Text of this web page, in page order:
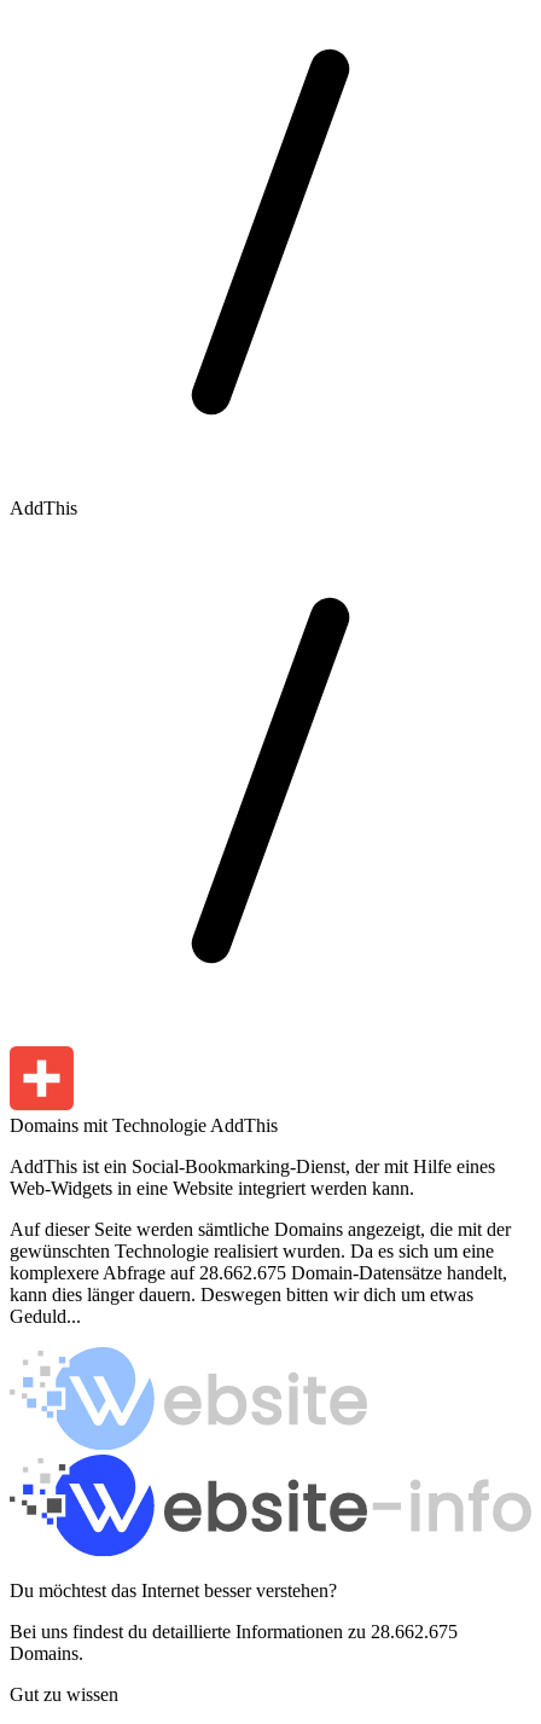
AddThis
Domains mit Technologie AddThis
AddThis ist ein Social-Bookmarking-Dienst, der mit Hilfe eines
Web-Widgets in eine Website integriert werden kann.
Auf dieser Seite werden sämtliche Domains angezeigt, die mit der
gewünschten Technologie realisiert wurden. Da es sich um eine
komplexere Abfrage auf 28.662.675 Domain-Datensätze handelt,
kann dies länger dauern. Deswegen bitten wir dich um etwas
Geduld...
Du möchtest das Internet besser verstehen?
Bei uns findest du detaillierte Informationen zu 28.662.675
Domains.
Gut zu wissen